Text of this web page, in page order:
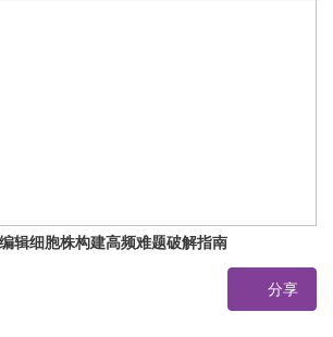
辑细胞株构建高频难题破解指南
分享